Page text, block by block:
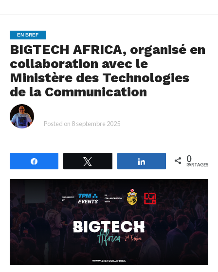
EN BREF
BIGTECH AFRICA, organisé en
collaboration avec le
Ministère des Technologies
de la Communication
Posted on 8 septembre 2025
Partagez 0
PARTAGES